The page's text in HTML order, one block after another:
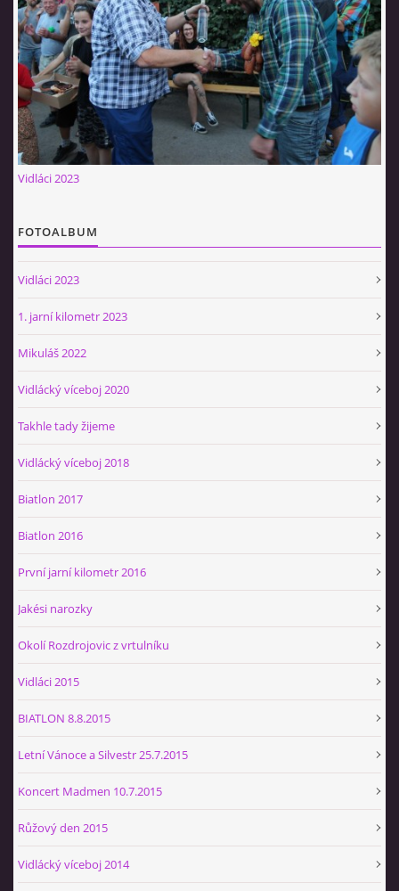
VIDLÁCKÝ VÍCEBOJ 2023
CENÍK
Vidláci 2023
FOTOALBUM
Vidláci 2023
1. jarní kilometr 2023
Mikuláš 2022
Vidlácký víceboj 2020
Takhle tady žijeme
Vidlácký víceboj 2018
Biatlon 2017
Biatlon 2016
První jarní kilometr 2016
Jakési narozky
Okolí Rozdrojovic z vrtulníku
Vidláci 2015
BIATLON 8.8.2015
Letní Vánoce a Silvestr 25.7.2015
Koncert Madmen 10.7.2015
Růžový den 2015
Vidlácký víceboj 2014